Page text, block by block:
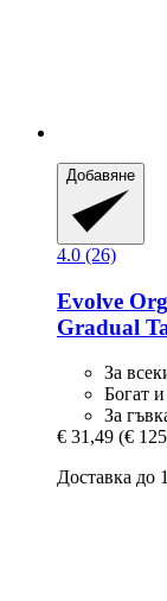
Добавяне
4.0 (26)
Evolve
Gradual
За
Богат
За
€ 31,49 (€
Доставка до